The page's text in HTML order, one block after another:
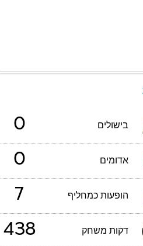
בישולים 0
אדומים 0
הופעות כמחליף 7
דקות משחק 438